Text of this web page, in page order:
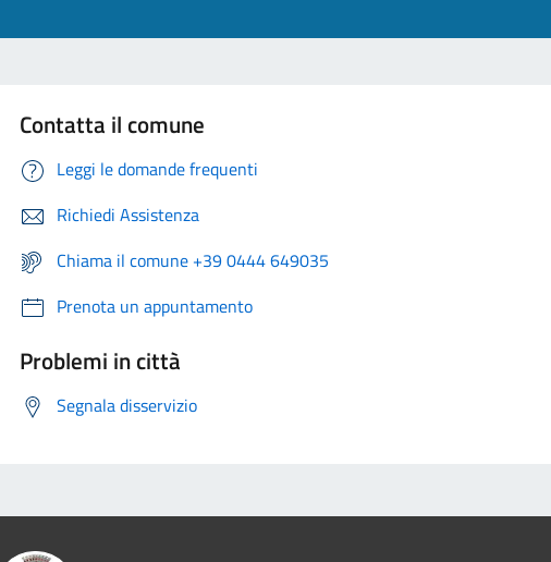
Contatta il comune
Leggi le domande frequenti
Richiedi Assistenza
Chiama il comune +39 0444 649035
Prenota un appuntamento
Problemi in città
Segnala disservizio